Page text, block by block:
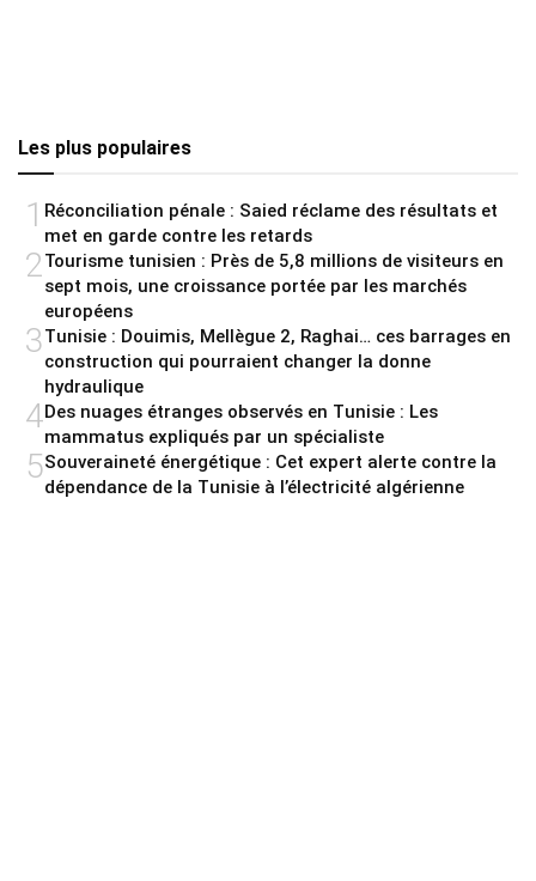
Les plus populaires
1 Réconciliation pénale : Saied réclame des résultats et
met en garde contre les retards
2 Tourisme tunisien : Près de 5,8 millions de visiteurs en
sept mois, une croissance portée par les marchés
européens
3Tunisie : Douimis, Mellègue 2, Raghai… ces barrages en
construction qui pourraient changer la donne
hydraulique
4Des nuages étranges observés en Tunisie : Les
mammatus expliqués par un spécialiste
5Souveraineté énergétique : Cet expert alerte contre la
dépendance de la Tunisie à l’électricité algérienne